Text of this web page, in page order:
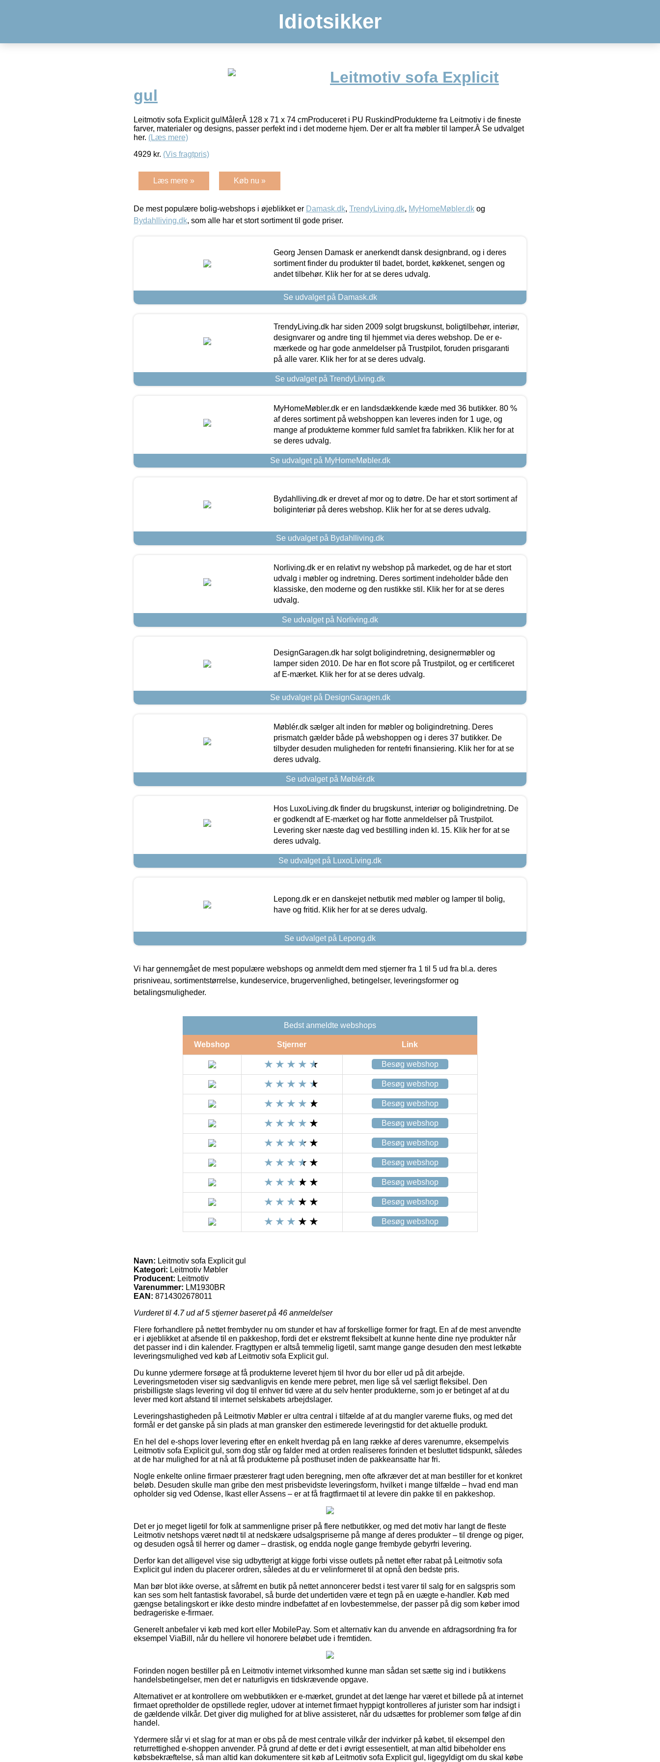
Idiotsikker
Leitmotiv sofa Explicit
gul
Leitmotiv sofa Explicit gulMålerÂ 128 x 71 x 74 cmProduceret i PU RuskindProdukterne fra Leitmotiv i de fineste
farver, materialer og designs, passer perfekt ind i det moderne hjem. Der er alt fra møbler til lamper.Â Se udvalget
her. (Læs mere)
4929 kr. (Vis fragtpris)
Læs mere » Køb nu »
De mest populære bolig-webshops i øjeblikket er Damask.dk, TrendyLiving.dk, MyHomeMøbler.dk og
Bydahlliving.dk, som alle har et stort sortiment til gode priser.
Georg Jensen Damask er anerkendt dansk designbrand, og i deres
sortiment finder du produkter til badet, bordet, køkkenet, sengen og
andet tilbehør. Klik her for at se deres udvalg.
Se udvalget på Damask.dk
TrendyLiving.dk har siden 2009 solgt brugskunst, boligtilbehør, interiør,
designvarer og andre ting til hjemmet via deres webshop. De er e-
mærkede og har gode anmeldelser på Trustpilot, foruden prisgaranti
på alle varer. Klik her for at se deres udvalg.
Se udvalget på TrendyLiving.dk
MyHomeMøbler.dk er en landsdækkende kæde med 36 butikker. 80 %
af deres sortiment på webshoppen kan leveres inden for 1 uge, og
mange af produkterne kommer fuld samlet fra fabrikken. Klik her for at
se deres udvalg.
Se udvalget på MyHomeMøbler.dk
Bydahlliving.dk er drevet af mor og to døtre. De har et stort sortiment af
boliginteriør på deres webshop. Klik her for at se deres udvalg.
Se udvalget på Bydahlliving.dk
Norliving.dk er en relativt ny webshop på markedet, og de har et stort
udvalg i møbler og indretning. Deres sortiment indeholder både den
klassiske, den moderne og den rustikke stil. Klik her for at se deres
udvalg.
Se udvalget på Norliving.dk
DesignGaragen.dk har solgt boligindretning, designermøbler og
lamper siden 2010. De har en flot score på Trustpilot, og er certificeret
af E-mærket. Klik her for at se deres udvalg.
Se udvalget på DesignGaragen.dk
Møblér.dk sælger alt inden for møbler og boligindretning. Deres
prismatch gælder både på webshoppen og i deres 37 butikker. De
tilbyder desuden muligheden for rentefri finansiering. Klik her for at se
deres udvalg.
Se udvalget på Møblér.dk
Hos LuxoLiving.dk finder du brugskunst, interiør og boligindretning. De
er godkendt af E-mærket og har flotte anmeldelser på Trustpilot.
Levering sker næste dag ved bestilling inden kl. 15. Klik her for at se
deres udvalg.
Se udvalget på LuxoLiving.dk
Lepong.dk er en danskejet netbutik med møbler og lamper til bolig,
have og fritid. Klik her for at se deres udvalg.
Se udvalget på Lepong.dk
Vi har gennemgået de mest populære webshops og anmeldt dem med stjerner fra 1 til 5 ud fra bl.a. deres
prisniveau, sortimentstørrelse, kundeservice, brugervenlighed, betingelser, leveringsformer og
betalingsmuligheder.
Bedst anmeldte webshops
Webshop Stjerner Link
Besøg webshop
Besøg webshop
Besøg webshop
Besøg webshop
Besøg webshop
Besøg webshop
Besøg webshop
Besøg webshop
Besøg webshop
Navn: Leitmotiv sofa Explicit gul
Kategori: Leitmotiv Møbler
Producent: Leitmotiv
Varenummer: LM1930BR
EAN: 8714302678011
Vurderet til 4.7ud af 5 stjerner baseret på 46 anmeldelser
Flere forhandlere på nettet frembyder nu om stunder et hav af forskellige former for fragt. En af de mest anvendte
er i øjeblikket at afsende til en pakkeshop, fordi det er ekstremt fleksibelt at kunne hente dine nye produkter når
det passer ind i din kalender. Fragttypen er altså temmelig ligetil, samt mange gange desuden den mest letkøbte
leveringsmulighed ved køb af Leitmotiv sofa Explicit gul.
Du kunne ydermere forsøge at få produkterne leveret hjem til hvor du bor eller ud på dit arbejde.
Leveringsmetoden viser sig sædvanligvis en kende mere pebret, men lige så vel særligt fleksibel. Den
prisbilligste slags levering vil dog til enhver tid være at du selv henter produkterne, som jo er betinget af at du
lever med kort afstand til internet selskabets arbejdslager.
Leveringshastigheden på Leitmotiv Møbler er ultra central i tilfælde af at du mangler varerne fluks, og med det
formål er det ganske på sin plads at man gransker den estimerede leveringstid for det aktuelle produkt.
En hel del e-shops lover levering efter en enkelt hverdag på en lang række af deres varenumre, eksempelvis
Leitmotiv sofa Explicit gul, som dog står og falder med at orden realiseres forinden et besluttet tidspunkt, således
at de har mulighed for at nå at få produkterne på posthuset inden de pakkeansatte har fri.
Nogle enkelte online firmaer præsterer fragt uden beregning, men ofte afkræver det at man bestiller for et konkret
beløb. Desuden skulle man gribe den mest prisbevidste leveringsform, hvilket i mange tilfælde – hvad end man
opholder sig ved Odense, Ikast eller Assens – er at få fragtfirmaet til at levere din pakke til en pakkeshop.
Det er jo meget ligetil for folk at sammenligne priser på flere netbutikker, og med det motiv har langt de fleste
Leitmotiv netshops været nødt til at nedskære udsalgspriserne på mange af deres produkter – til drenge og piger,
og desuden også til herrer og damer – drastisk, og endda nogle gange frembyde gebyrfri levering.
Derfor kan det alligevel vise sig udbytterigt at kigge forbi visse outlets på nettet efter rabat på Leitmotiv sofa
Explicit gul inden du placerer ordren, således at du er velinformeret til at opnå den bedste pris.
Man bør blot ikke overse, at såfremt en butik på nettet annoncerer bedst i test varer til salg for en salgspris som
kan ses som helt fantastisk favorabel, så burde det undertiden være et tegn på en uægte e-handler. Køb med
gængse betalingskort er ikke desto mindre indbefattet af en lovbestemmelse, der passer på dig som køber imod
bedrageriske e-firmaer.
Generelt anbefaler vi køb med kort eller MobilePay. Som et alternativ kan du anvende en afdragsordning fra for
eksempel ViaBill, når du hellere vil honorere beløbet ude i fremtiden.
Forinden nogen bestiller på en Leitmotiv internet virksomhed kunne man sådan set sætte sig ind i butikkens
handelsbetingelser, men det er naturligvis en tidskrævende opgave.
Alternativet er at kontrollere om webbutikken er e-mærket, grundet at det længe har været et billede på at internet
firmaet opretholder de opstillede regler, udover at internet firmaet hyppigt kontrolleres af jurister som har indsigt i
de gældende vilkår. Det giver dig mulighed for at blive assisteret, når du udsættes for problemer som følge af din
handel.
Ydermere slår vi et slag for at man er obs på de mest centrale vilkår der indvirker på købet, til eksempel den
returrettighed e-shoppen anvender. På grund af dette er det i øvrigt essesentielt, at man altid bibeholder ens
købsbekræftelse, så man altid kan dokumentere sit køb af Leitmotiv sofa Explicit gul, ligegyldigt om du skal købe